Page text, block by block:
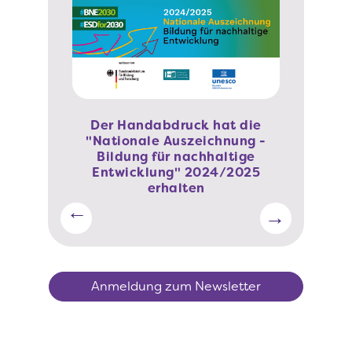
Der Handabdruck hat die
"Nationale Auszeichnung -
Bildung für nachhaltige
Entwicklung" 2024/2025
erhalten
Anmeldung zum Newsletter